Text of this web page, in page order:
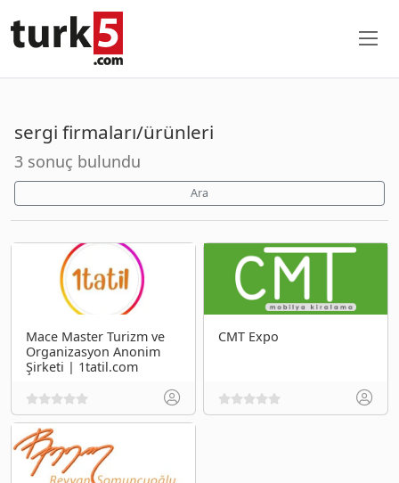
sergi firmaları/ürünleri
3 sonuç bulundu
Ara
Mace Master Turizm ve
Organizasyon Anonim
Şirketi | 1tatil.com
CMT Expo